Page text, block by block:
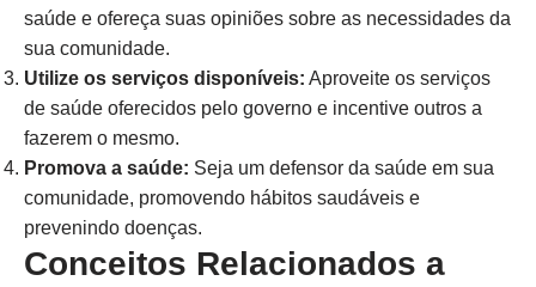
saúde e ofereça suas opiniões sobre as necessidades da
sua comunidade.
Utilize os serviços disponíveis: Aproveite os serviços
de saúde oferecidos pelo governo e incentive outros a
fazerem o mesmo.
Promova a saúde: Seja um defensor da saúde em sua
comunidade, promovendo hábitos saudáveis e
prevenindo doenças.
Conceitos Relacionados a